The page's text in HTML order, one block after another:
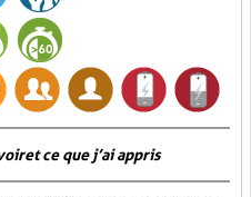
et ce que j’ai appris